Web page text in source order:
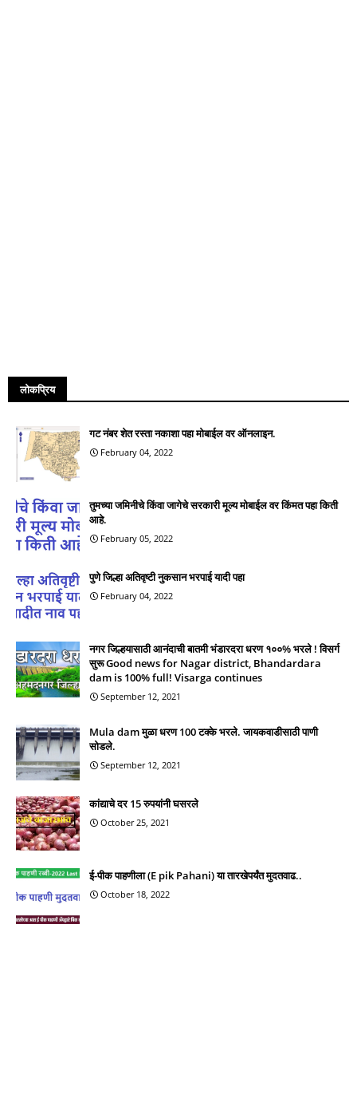
लोकप्रिय
गट नंबर शेत रस्ता नकाशा पहा मोबाईल वर ऑनलाइन.
February 04, 2022
तुमच्या जमिनीचे किंवा जागेचे सरकारी मूल्य मोबाईल वर किंमत पहा किती
आहे.
February 05, 2022
पुणे जिल्हा अतिवृष्टी नुकसान भरपाई यादी पहा
February 04, 2022
नगर जिल्हयासाठी आनंदाची बातमी भंडारदरा धरण १००% भरले ! विसर्ग
सुरू Good news for Nagar district, Bhandardara
dam is 100% full! Visarga continues
September 12, 2021
Mula dam मुळा धरण 100 टक्के भरले. जायकवाडीसाठी पाणी
सोडले.
September 12, 2021
कांद्याचे दर 15 रुपयांनी घसरले
October 25, 2021
ई-पीक पाहणीला (E pik Pahani) या तारखेपर्यंत मुदतवाढ..
October 18, 2022